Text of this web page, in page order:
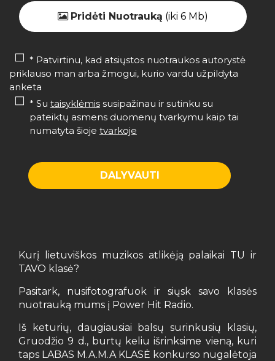
Pridėti Nuotrauką (iki 6 Mb)
* Patvirtinu, kad atsiųstos nuotraukos autorystė
priklauso man arba žmogui, kurio vardu užpildyta
anketa
* Su taisyklėmissusipažinau ir sutinku su
pateiktų asmens duomenų tvarkymu kaip tai
numatyta šioje tvarkoje
Kurį lietuviškos muzikos atlikėją palaikai TU ir
TAVO klasė?
Pasitark, nusifotografuok ir siųsk savo klasės
nuotrauką mums į Power Hit Radio.
Iš keturių, daugiausiai balsų surinkusių klasių,
Gruodžio 9 d., burtų keliu išrinksime vieną, kuri
taps LABAS M.A.M.A KLASĖ konkurso nugalėtoja